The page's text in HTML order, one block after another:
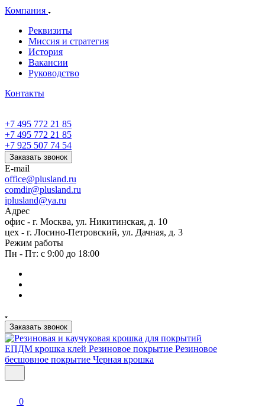
Компания
Реквизиты
Миссия и стратегия
История
Вакансии
Руководство
Контакты
+7 495 772 21 85
+7 495 772 21 85
+7 925 507 74 54
Заказать звонок
E-mail
office@plusland.ru
comdir@plusland.ru
iplusland@ya.ru
Адрес
офис - г. Москва, ул. Никитинская, д. 10
цех - г. Лосино-Петровский, ул. Дачная, д. 3
Режим работы
Пн - Пт: с 9:00 до 18:00
Заказать звонок
ЕПДМ крошка клей Резиновое покрытие Резиновое
бесшовное покрытие Черная крошка
0